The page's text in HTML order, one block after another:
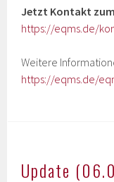
Jetzt Kontakt
https://eqms.de/
Weitere
https://eqms.de/
Update